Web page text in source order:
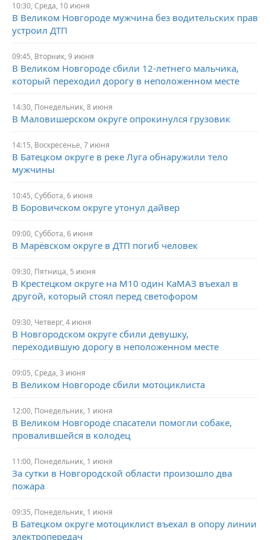
10:30, Среда, 10 июня
В Великом Новгороде мужчина без водительских прав
устроил ДТП
09:45, Вторник, 9 июня
В Великом Новгороде сбили 12-летнего мальчика,
который переходил дорогу в неположенном месте
14:30, Понедельник, 8 июня
В Маловишерском округе опрокинулся грузовик
14:15, Воскресенье, 7 июня
В Батецком округе в реке Луга обнаружили тело
мужчины
10:45, Суббота, 6 июня
В Боровичском округе утонул дайвер
09:00, Суббота, 6 июня
В Марёвском округе в ДТП погиб человек
09:30, Пятница, 5 июня
В Крестецком округе на М10 один КаМАЗ въехал в
другой, который стоял перед светофором
09:30, Четверг, 4 июня
В Новгородском округе сбили девушку,
переходившую дорогу в неположенном месте
09:05, Среда, 3 июня
В Великом Новгороде сбили мотоциклиста
12:00, Понедельник, 1 июня
В Великом Новгороде спасатели помогли собаке,
провалившейся в колодец
11:00, Понедельник, 1 июня
За сутки в Новгородской области произошло два
пожара
09:35, Понедельник, 1 июня
В Батецком округе мотоциклист въехал в опору линии
электропередач